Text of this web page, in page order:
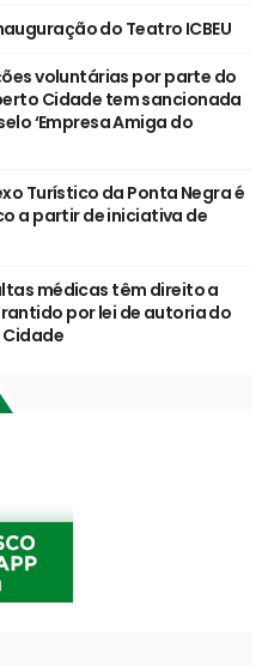
do Teatro ICBEU
voluntárias por parte do
Cidade tem sancionada
‘Empresa Amiga do
Turístico da Ponta Negra é
a partir de iniciativa de
médicas têm direito a
por lei de autoria do